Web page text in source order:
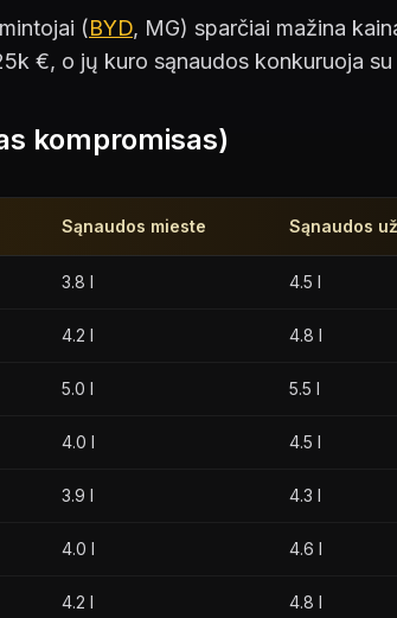
(BYD, MG) sparčiai mažina
€, o jų kuro sąnaudos konkuruoja su
kompromisas)
Sąnaudos mieste Sąnaudos
3.8 l 4.5 l
4.2 l 4.8 l
5.0 l 5.5 l
4.0 l 4.5 l
3.9 l 4.3 l
4.0 l 4.6 l
4.2 l 4.8 l